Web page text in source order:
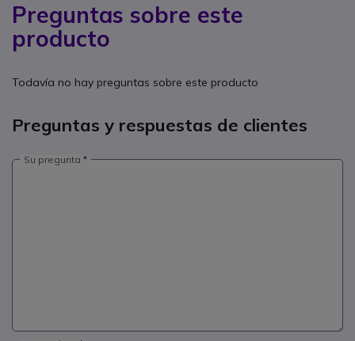
Preguntas sobre este
producto
Todavía no hay preguntas sobre este producto
Preguntas y respuestas de clientes
Su pregunta